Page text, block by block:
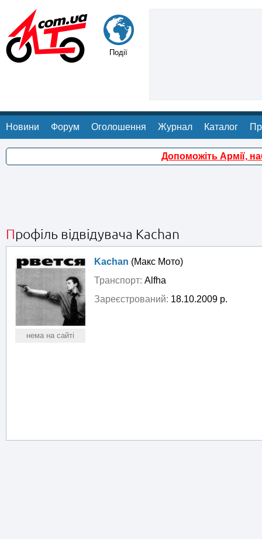
Події
Новини Форум Оголошення Журнал Каталог
Допоможіть Армії,
Профіль відвідувача Kachan
нема на сайті
Kachan (Макс Мото)
Транспорт: Аlfha
Зареєстрований: 18.10.2009 р.